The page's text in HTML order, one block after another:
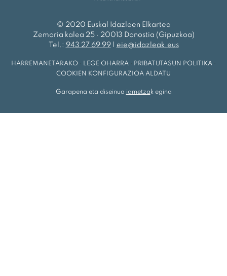
© 2020 Euskal Idazleen Elkartea
Zemoria kalea 25 · 20013 Donostia (Gipuzkoa)
Tel.: 943 27 69 99| eie@idazleak.eus
HARREMANETARAKO LEGE OHARRA PRIBATUTASUN POLITIKA
COOKIEN KONFIGURAZIOA ALDATU
Garapena eta diseinua iametza k egina